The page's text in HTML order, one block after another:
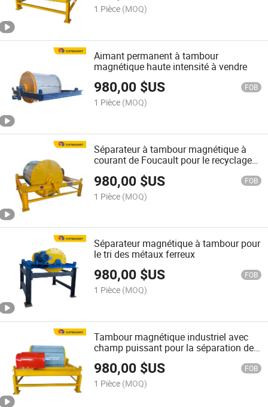
1 Pièce (MOQ)
Aimant permanent à tambour
magnétique haute intensité à vendre
980,00 $US FOB
1 Pièce (MOQ)
Séparateur à tambour magnétique à
courant de Foucault pour le recyclage
980,00 $US FOB
1 Pièce (MOQ)
Séparateur magnétique à tambour pour
le tri des métaux ferreux
980,00 $US FOB
1 Pièce (MOQ)
Tambour magnétique industriel avec
champ puissant pour la séparation des
ferrailles lourdes
980,00 $US FOB
1 Pièce (MOQ)